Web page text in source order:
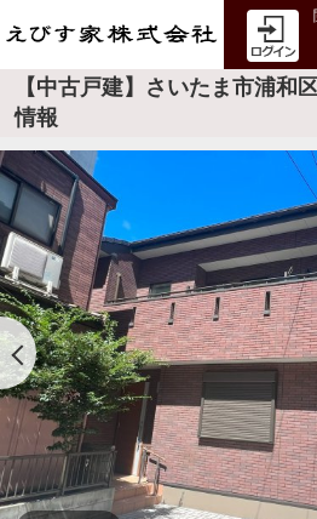
【中古戸建】さいたま市浦和
情報